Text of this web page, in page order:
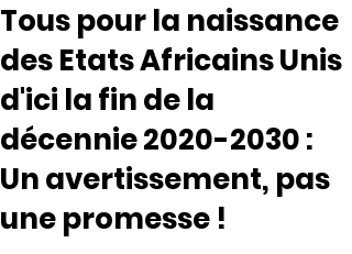
Tous pour la naissance
des Etats Africains Unis
d'ici la fin de la
décennie 2020-2030 :
Un avertissement, pas
une promesse !